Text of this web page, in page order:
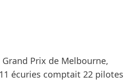
Grand Prix de Melbourne,
écuries comptait 22 pilotes